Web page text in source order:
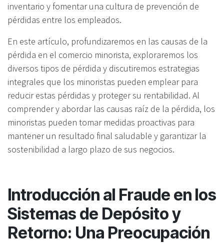
inventario y fomentar una cultura de prevención de
pérdidas entre los empleados.
En este artículo, profundizaremos en las causas de la
pérdida en el comercio minorista, exploraremos los
diversos tipos de pérdida y discutiremos estrategias
integrales que los minoristas pueden emplear para
reducir estas pérdidas y proteger su rentabilidad. Al
comprender y abordar las causas raíz de la pérdida, los
minoristas pueden tomar medidas proactivas para
mantener un resultado final saludable y garantizar la
sostenibilidad a largo plazo de sus negocios.
Introducción al Fraude en los
Sistemas de Depósito y
Retorno: Una Preocupación